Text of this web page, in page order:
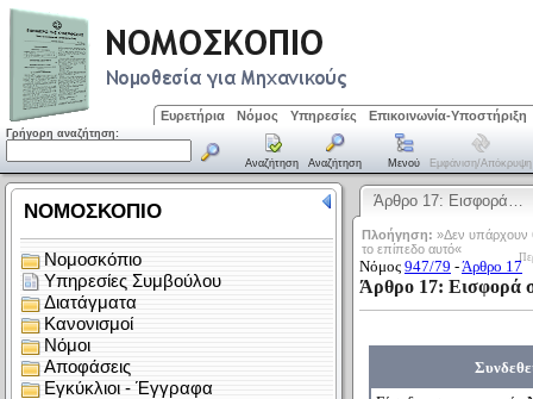
Ευρετήρια Νόμος Υπηρεσίες Επικοινωνία-Υποστήριξη
Γρήγορη αναζήτηση:
Αναζήτηση Αναζήτηση Μενού Εμφάνιση/απόκρυψη
Άρθρο 17: Εισφορά…